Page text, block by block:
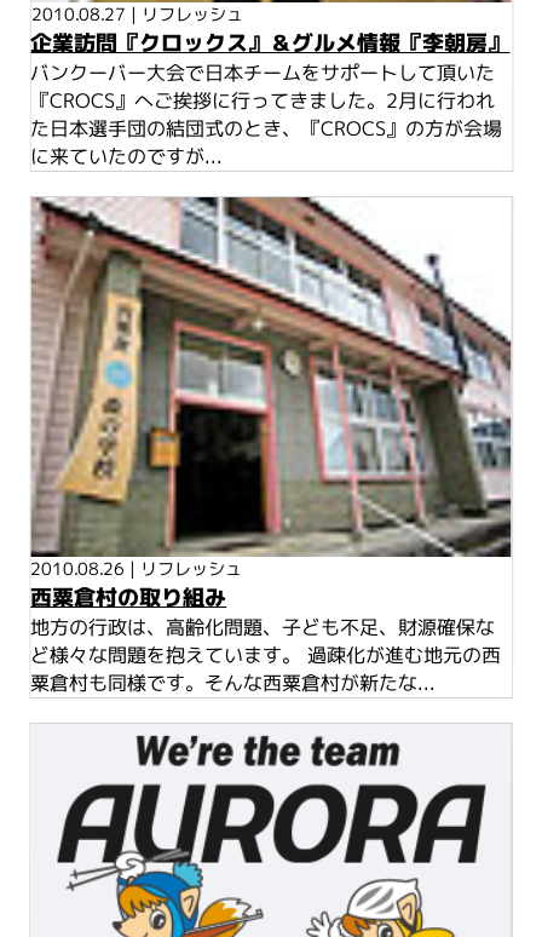
2010.08.27 | リフレッシュ
企業訪問『クロックス』＆グルメ情報『李朝房』
バンクーバー大会で日本チームをサポートして頂いた
『CROCS』へご挨拶に行ってきました。2月に行われ
た日本選手団の結団式のとき、『CROCS』の方が会場
に来ていたのですが...
2010.08.26 | リフレッシュ
西粟倉村の取り組み
地方の行政は、高齢化問題、子ども不足、財源確保な
ど様々な問題を抱えています。 過疎化が進む地元の西
粟倉村も同様です。そんな西粟倉村が新たな...